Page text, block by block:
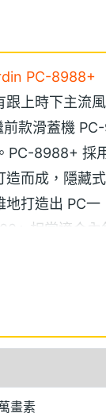
PC-8988+
跟上時下主流
款滑蓋機
PC-8988+ 採
造而成，隱藏
地打造出 PC
相當適合內
適合女性朋友
獨特的
影音播放
畫素